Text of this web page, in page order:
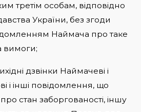
третім особам, відповідно
України, без згоди
Наймача про таке
вимоги;
дзвінки Наймачеві і
і інші повідомлення, що
стан заборгованості, іншу